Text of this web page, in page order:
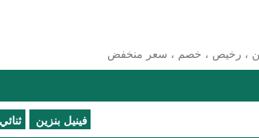
، رخيص ، خصم ، سعر منخفض
فينيل بنزين